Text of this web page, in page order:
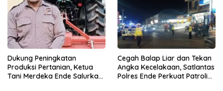
Dukung Peningkatan
Produksi Pertanian, Ketua
Tani Merdeka Ende Salurkan
Cegah Balap Liar dan Tekan
Angka Kecelakaan, Satlantas
Polres Ende Perkuat Patroli